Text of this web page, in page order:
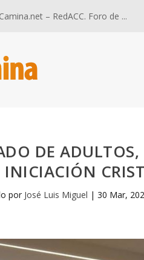
– RedACC. Foro de ...
DE
INICIACIÓN
por José Luis Miguel |30 Mar,